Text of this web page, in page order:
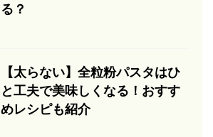
る？
【太らない】全粒粉パスタはひ
と工夫で美味しくなる！おすす
めレシピも紹介